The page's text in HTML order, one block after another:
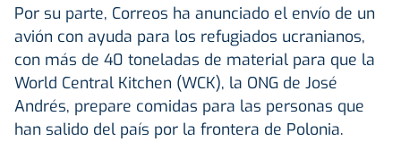
Por su parte, Correos ha anunciado el envío de un
avión con ayuda para los refugiados ucranianos,
con más de 40 toneladas de material para que la
World Central Kitchen (WCK), la ONG de José
Andrés, prepare comidas para las personas que
han salido del país por la frontera de Polonia.